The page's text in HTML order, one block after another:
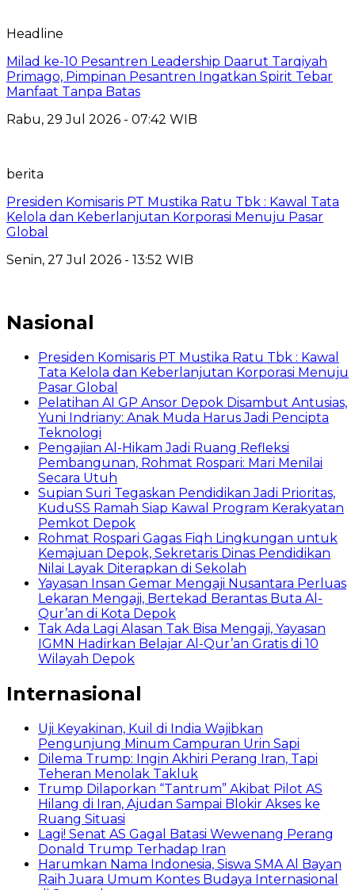
Headline
Milad ke-10 Pesantren Leadership Daarut Tarqiyah
Primago, Pimpinan Pesantren Ingatkan Spirit Tebar
Manfaat Tanpa Batas
Rabu, 29 Jul 2026 - 07:42 WIB
berita
Presiden Komisaris PT Mustika Ratu Tbk : Kawal Tata
Kelola dan Keberlanjutan Korporasi Menuju Pasar
Global
Senin, 27 Jul 2026 - 13:52 WIB
Nasional
Presiden Komisaris PT Mustika Ratu Tbk : Kawal
Tata Kelola dan Keberlanjutan Korporasi Menuju
Pasar Global
Pelatihan AI GP Ansor Depok Disambut Antusias,
Yuni Indriany: Anak Muda Harus Jadi Pencipta
Teknologi
Pengajian Al-Hikam Jadi Ruang Refleksi
Pembangunan, Rohmat Rospari: Mari Menilai
Secara Utuh
Supian Suri Tegaskan Pendidikan Jadi Prioritas,
KuduSS Ramah Siap Kawal Program Kerakyatan
Pemkot Depok
Rohmat Rospari Gagas Fiqh Lingkungan untuk
Kemajuan Depok, Sekretaris Dinas Pendidikan
Nilai Layak Diterapkan di Sekolah
Yayasan Insan Gemar Mengaji Nusantara Perluas
Lekaran Mengaji, Bertekad Berantas Buta Al-
Qur’an di Kota Depok
Tak Ada Lagi Alasan Tak Bisa Mengaji, Yayasan
IGMN Hadirkan Belajar Al-Qur’an Gratis di 10
Wilayah Depok
Internasional
Uji Keyakinan, Kuil di India Wajibkan
Pengunjung Minum Campuran Urin Sapi
Dilema Trump: Ingin Akhiri Perang Iran, Tapi
Teheran Menolak Takluk
Trump Dilaporkan “Tantrum” Akibat Pilot AS
Hilang di Iran, Ajudan Sampai Blokir Akses ke
Ruang Situasi
Lagi! Senat AS Gagal Batasi Wewenang Perang
Donald Trump Terhadap Iran
Harumkan Nama Indonesia, Siswa SMA Al Bayan
Raih Juara Umum Kontes Budaya Internasional